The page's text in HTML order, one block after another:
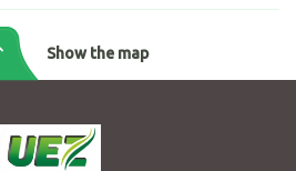
Show the map